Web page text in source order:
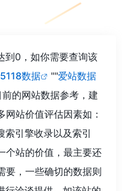
到0，如你需要查询该
5118数据 ""爱站数据
的网站数据参考，建
站价值评估因素如：
引擎收录以及索引
个站的价值，最主要还
要，一些确切的数据则